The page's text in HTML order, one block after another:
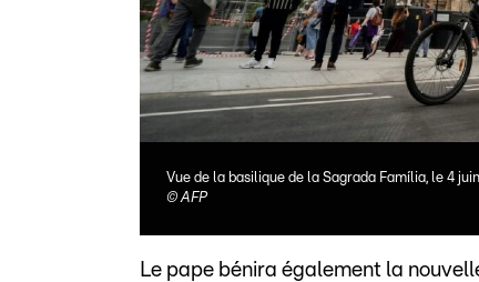
Vue de la basilique de la Sagrada Família, le 4
©AFP
Le pape bénira également la